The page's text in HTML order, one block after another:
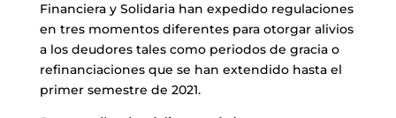
Financiera y Solidaria han expedido regulaciones
en tres momentos diferentes para otorgar alivios
a los deudores tales como periodos de gracia o
refinanciaciones que se han extendido hasta el
primer semestre de 2021.